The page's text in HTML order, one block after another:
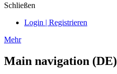
Schließen
Login | Registrieren
Mehr
Main navigation (DE)